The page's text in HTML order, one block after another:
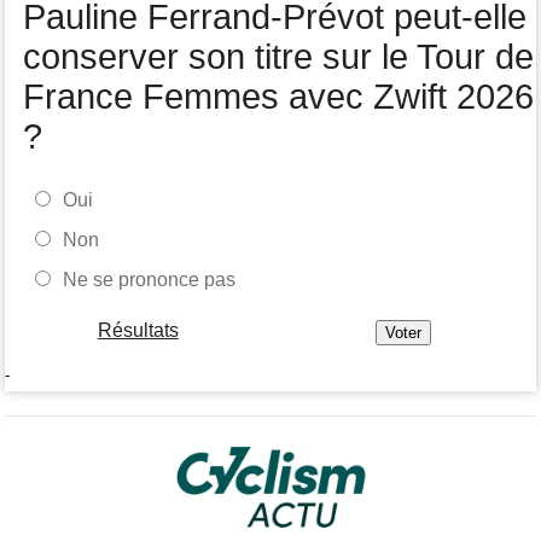
Tour de Pologne
Diffusion TV... quelle heure et quelle chaîne la 5e étape ?
Pauline Ferrand-Prévot peut-elle
conserver son titre sur le Tour de
France Femmes avec Zwift 2026
?
Oui
Non
Ne se prononce pas
Résultats
-